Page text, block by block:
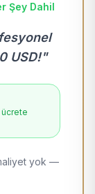
Şey Dahil
USD!"
ücrete
yok —